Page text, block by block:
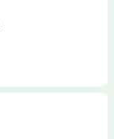
なまれ翌朝謝りに
かも熊谷だけでな
棲を始めて数か
なさない 社会人
す世界。ウサギの
、ばせうも要チェ